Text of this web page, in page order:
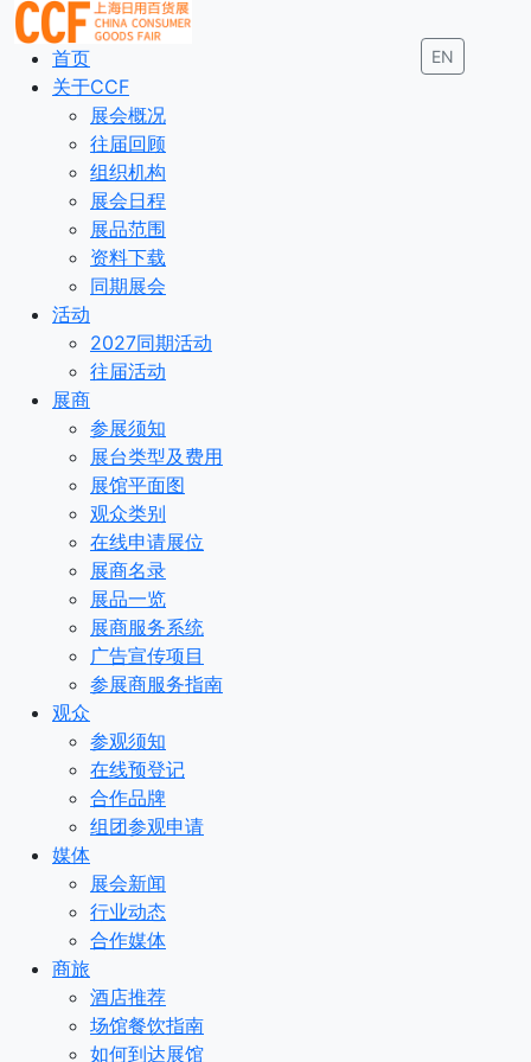
EN
首页
关于CCF
展会概况
往届回顾
组织机构
展会日程
展品范围
资料下载
同期展会
活动
2027同期活动
往届活动
展商
参展须知
展台类型及费用
展馆平面图
观众类别
在线申请展位
展商名录
展品一览
展商服务系统
广告宣传项目
参展商服务指南
观众
参观须知
在线预登记
合作品牌
组团参观申请
媒体
展会新闻
行业动态
合作媒体
商旅
酒店推荐
场馆餐饮指南
如何到达展馆